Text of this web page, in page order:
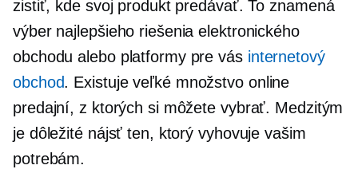
zistiť, kde svoj produkt predávať. To znamená
výber najlepšieho riešenia elektronického
obchodu alebo platformy pre vás internetový
obchod. Existuje veľké množstvo online
predajní, z ktorých si môžete vybrať. Medzitým
je dôležité nájsť ten, ktorý vyhovuje vašim
potrebám.